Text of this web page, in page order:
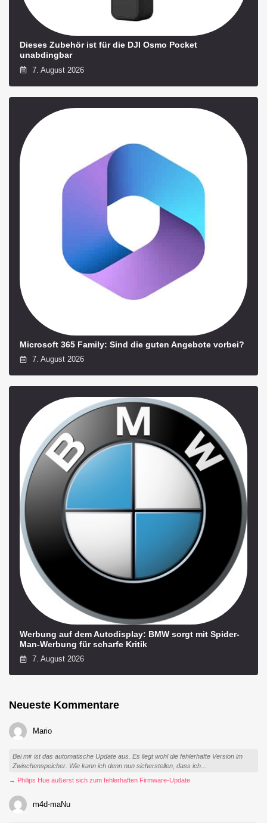
Dieses Zubehör ist für die DJI Osmo Pocket
unabdingbar
7. August 2026
Microsoft 365 Family: Sind die guten Angebote vorbei?
7. August 2026
Werbung auf dem Autodisplay: BMW sorgt mit Spider-
Man-Werbung für scharfe Kritik
7. August 2026
Neueste Kommentare
Mario
Bei mir ist das automatische Update aus. Es liegt wohl die fehlerhafte Version im
Zwischenspeicher. Wie kann ich denn nun sicherstellen, dass ich...
→ Philips Hue äußerst sich zum fehlerhaften Firmware-Update
m4d-maNu